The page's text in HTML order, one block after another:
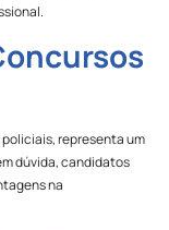
representa um
dúvida, candidatos
na